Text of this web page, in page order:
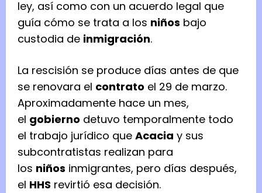
ley, así como con un acuerdo legal que
guía cómo se trata a los niños bajo
custodia de inmigración.
La rescisión se produce días antes de que
se renovara el contrato el 29 de marzo.
Aproximadamente hace un mes,
el gobierno detuvo temporalmente todo
el trabajo jurídico que Acacia y sus
subcontratistas realizan para
los niños inmigrantes, pero días después,
el HHS revirtió esa decisión.